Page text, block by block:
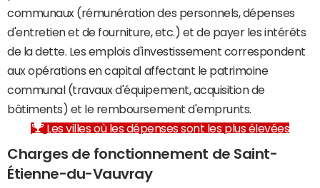
communaux (rémunération des personnels, dépenses
d'entretien et de fourniture, etc.) et de payer les intérêts
de la dette. Les emplois d'investissement correspondent
aux opérations en capital affectant le patrimoine
communal (travaux d'équipement, acquisition de
bâtiments) et le remboursement d'emprunts.
Les villes où les dépenses sont les plus élevées
Charges de fonctionnement de Saint-
Étienne-du-Vauvray